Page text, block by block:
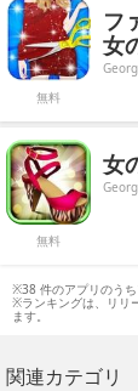
無料
フ
女
無料
女
※38 件のアプリのうち
※ランキングは、リリ
ます。
関連カテゴリ